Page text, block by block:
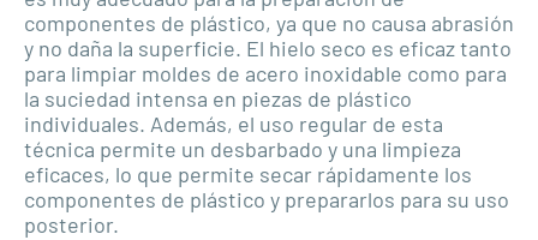
componentes de plástico, ya que no causa abrasión
y no daña la superficie. El hielo seco es eficaz tanto
para limpiar moldes de acero inoxidable como para
la suciedad intensa en piezas de plástico
individuales. Además, el uso regular de esta
técnica permite un desbarbado y una limpieza
eficaces, lo que permite secar rápidamente los
componentes de plástico y prepararlos para su uso
posterior.